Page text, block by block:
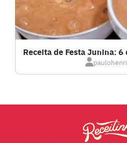
LOW CARB
MASSAS E PASTAS
Receita de Festa Junina: